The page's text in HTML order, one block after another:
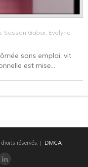
Sasson Gabai, Evelyne
sans emploi, vit
est mise...
réservés. | DMCA